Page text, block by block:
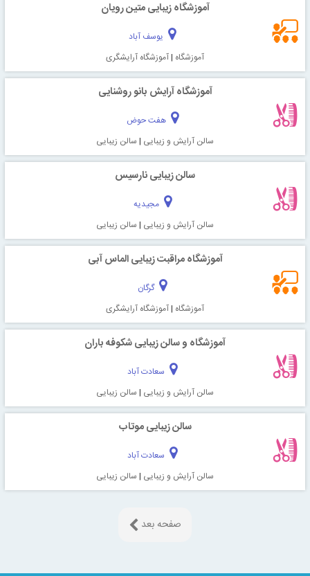
آموزشگاه زیبایی متین رویان
یوسف آباد
آموزشگاه |آموزشگاه آرایشگری
آموزشگاه آرایش بانو روشنایی
هفت حوض
سالن آرایش و زیبایی | سالن زیبایی
سالن زیبایی نارسیس
مجیدیه
سالن آرایش و زیبایی | سالن زیبایی
آموزشگاه مراقبت زیبایی الماس آبی
گرگان
آموزشگاه |آموزشگاه آرایشگری
آموزشگاه و سالن زیبایی شکوفه باران
سعادت آباد
سالن آرایش و زیبایی | سالن زیبایی
سالن زیبایی موتاب
سعادت آباد
سالن آرایش و زیبایی | سالن زیبایی
صفحه بعد